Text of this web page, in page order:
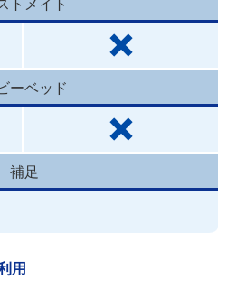
トメイト
ーベッド
補足
用